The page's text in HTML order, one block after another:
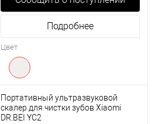
Подробнее
Цвет
Портативный ультразвуковой
скалер для чистки зубов Xiaomi
DR.BEI YC2